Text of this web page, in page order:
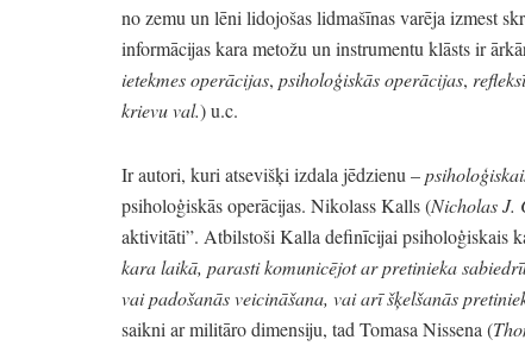
no zemu un lēni lidojošas lidmašīnas varēja izmest
informācijas kara metožu un instrumentu klāsts ir
ietekmes operācijas, psiholoģiskās operācijas,
krievu val.) u.c.
Ir autori, kuri atsevišķi izdala jēdzienu –
psiholoģiskās operācijas. Nikolass Kalls(Nicholas J.
aktivitāti”. Atbilstoši Kalla definīcijai psiholoģiskais
kara laikā, parasti komunicējot ar pretinieka
vai padošanās veicināšana, vai arī šķelšanās
saikni ar militāro dimensiju, tad Tomasa Nissena (